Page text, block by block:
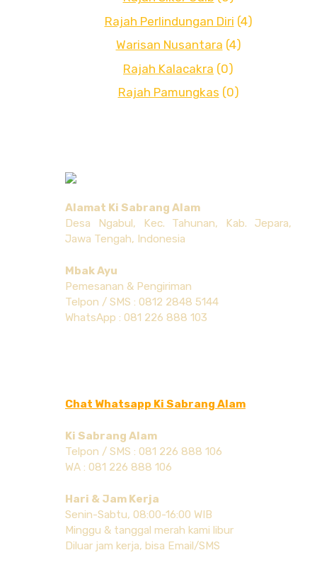
Rajah Perlindungan Diri (4)
Warisan Nusantara (4)
Rajah Kalacakra (0)
Rajah Pamungkas (0)
Alamat Ki Sabrang Alam
Desa Ngabul, Kec. Tahunan, Kab. Jepara,
Jawa Tengah, Indonesia
Mbak Ayu
Pemesanan & Pengiriman
Telpon / SMS : 0812 2848 5144
WhatsApp : 081 226 888 103
Chat Whatsapp Ki Sabrang Alam
Ki Sabrang Alam
Telpon / SMS : 081 226 888 106
WA : 081 226 888 106
Hari & Jam Kerja
Senin-Sabtu, 08:00-16:00 WIB
Minggu & tanggal merah kami libur
Diluar jam kerja, bisa Email/SMS